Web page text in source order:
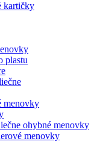
kartičky
plastu
menovky
ohybné menovky
menovky